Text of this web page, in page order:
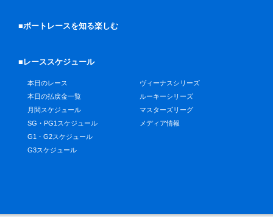
■ボートレースを知る楽しむ
■レーススケジュール
本日のレース
本日の払戻金一覧
月間スケジュール
SG・PG1スケジュール
G1・G2スケジュール
G3スケジュール
ヴィーナスシリーズ
ルーキーシリーズ
マスターズリーグ
メディア情報